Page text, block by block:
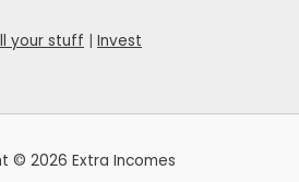
your stuff Invest
© 2026 Extra Incomes